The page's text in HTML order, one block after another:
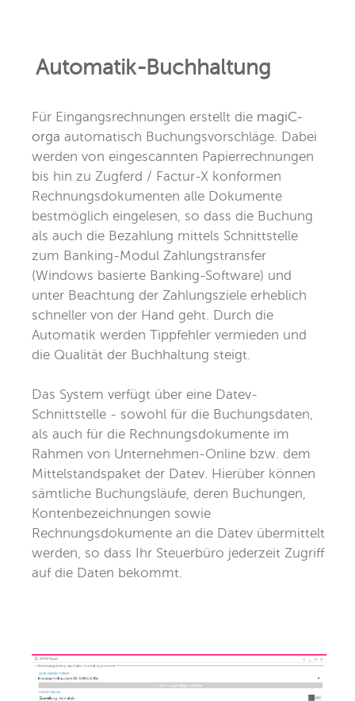
Automatik-Buchhaltung
Für Eingangsrechnungen erstellt die magiC-
orga automatisch Buchungsvorschläge. Dabei
werden von eingescannten Papierrechnungen
bis hin zu Zugferd / Factur-X konformen
Rechnungsdokumenten alle Dokumente
bestmöglich eingelesen, so dass die Buchung
als auch die Bezahlung mittels Schnittstelle
zum Banking-Modul Zahlungstransfer
(Windows basierte Banking-Software) und
unter Beachtung der Zahlungsziele erheblich
schneller von der Hand geht. Durch die
Automatik werden Tippfehler vermieden und
die Qualität der Buchhaltung steigt.
Das System verfügt über eine Datev-
Schnittstelle - sowohl für die Buchungsdaten,
als auch für die Rechnungsdokumente im
Rahmen von Unternehmen-Online bzw. dem
Mittelstandspaket der Datev. Hierüber können
sämtliche Buchungsläufe, deren Buchungen,
Kontenbezeichnungen sowie
Rechnungsdokumente an die Datev übermittelt
werden, so dass Ihr Steuerbüro jederzeit Zugriff
auf die Daten bekommt.